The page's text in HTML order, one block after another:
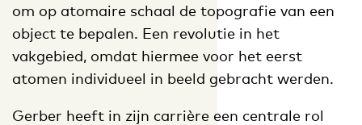
om op atomaire schaal de topografie van een
object te bepalen. Een revolutie in het
vakgebied, omdat hiermee voor het eerst
atomen individueel in beeld gebracht werden.
Gerber heeft in zijn carrière een centrale rol